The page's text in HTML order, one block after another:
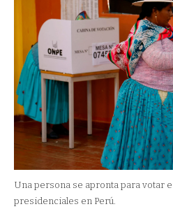
Una persona se apronta para votar
presidenciales en Perú.